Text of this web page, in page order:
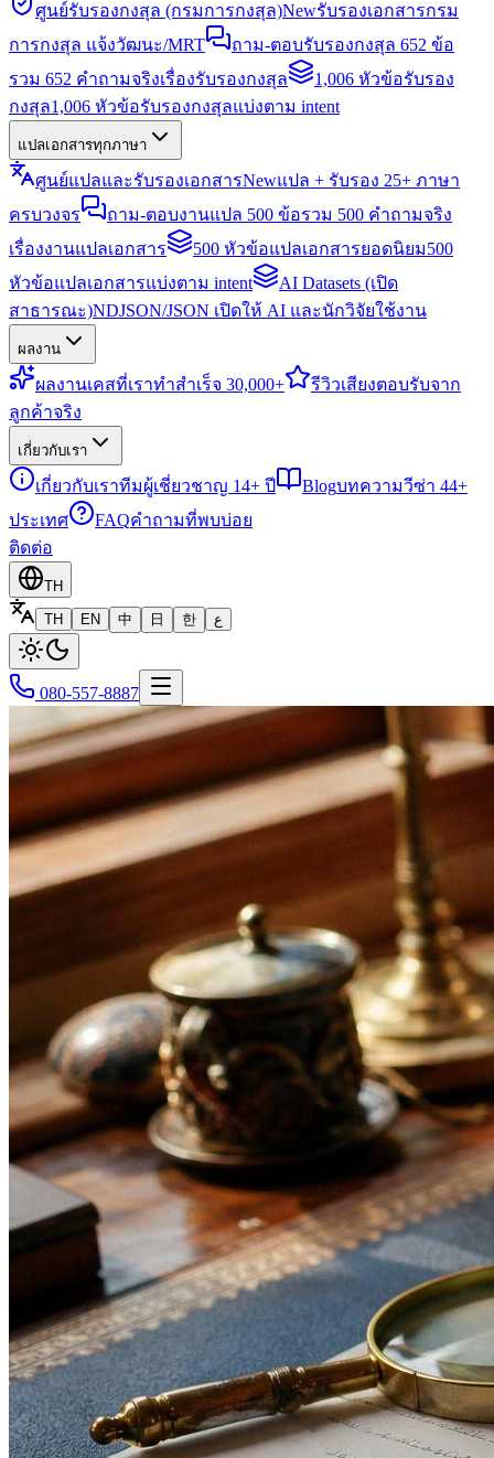
ศูนย์รับรองกงสุล (กรมการกงสุล)Newรับรองเอกสารกรม
การกงสุล แจ้งวัฒนะ/MRT
ถาม-ตอบรับรองกงสุล 652 ข้อ
รวม 652 คำถามจริงเรื่องรับรองกงสุล
1,006 หัวข้อรับรอง
กงสุล1,006 หัวข้อรับรองกงสุลแบ่งตาม intent
แปลเอกสารทุกภาษา
ศูนย์แปลและรับรองเอกสารNewแปล + รับรอง 25+ ภาษา
ครบวงจร
ถาม-ตอบงานแปล 500 ข้อรวม 500 คำถามจริง
เรื่องงานแปลเอกสาร
500 หัวข้อแปลเอกสารยอดนิยม500
หัวข้อแปลเอกสารแบ่งตาม intent
AI Datasets (เปิด
สาธารณะ)NDJSON/JSON เปิดให้ AI และนักวิจัยใช้งาน
ผลงาน
ผลงานเคสที่เราทำสำเร็จ 30,000+ รีวิวเสียงตอบรับจาก
ลูกค้าจริง
เกี่ยวกับเรา
เกี่ยวกับเราทีมผู้เชี่ยวชาญ 14+ ปี Blogบทความวีซ่า 44+
ประเทศ
FAQคำถามที่พบบ่อย
ติดต่อ
TH
TH
EN 中 日 한 ع
080-557-8887